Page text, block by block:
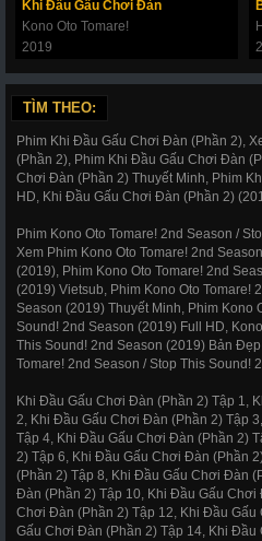
Khi Đầu Gấu Chơi Đàn
Kono Oto Tomare!
2019
TÌM THEO:
Phim Khi Đầu Gấu Chơi Đàn (Phần 2),
(Phần 2), Phim Khi Đầu Gấu Chơi Đàn
Chơi Đàn (Phần 2) Thuyết Minh, Phim
HD, Khi Đầu Gấu Chơi Đàn (Phần 2)
Phim Kono Oto Tomare! 2nd Season /
Xem Phim Kono Oto Tomare! 2nd
(2019), Phim Kono Oto Tomare! 2nd
(2019) Vietsub, Phim Kono Oto Tomare!
Season (2019) Thuyết Minh, Phim Kono
Sound! 2nd Season (2019) Full HD,
This Sound! 2nd Season (2019) Bản
Tomare! 2nd Season / Stop This Sound!
Khi Đầu Gấu Chơi Đàn (Phần 2) Tập 1,
2, Khi Đầu Gấu Chơi Đàn (Phần 2) Tập
Tập 4, Khi Đầu Gấu Chơi Đàn (Phần 2)
2) Tập 6, Khi Đầu Gấu Chơi Đàn (Phần
(Phần 2) Tập 8, Khi Đầu Gấu Chơi Đàn
Đàn (Phần 2) Tập 10, Khi Đầu Gấu Chơi
Chơi Đàn (Phần 2) Tập 12, Khi Đầu
Gấu Chơi Đàn (Phần 2) Tập 14, Khi